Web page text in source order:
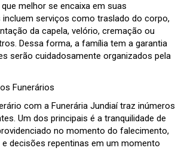
melhor se encaixa em suas
incluem serviços como traslado do corpo,
da capela, velório, cremação ou
Dessa forma, a família tem a garantia
serão cuidadosamente organizados pela
Funerários
com a Funerária Jundiaí traz inúmeros
Um dos principais é a tranquilidade de
no momento do falecimento,
decisões repentinas em um momento